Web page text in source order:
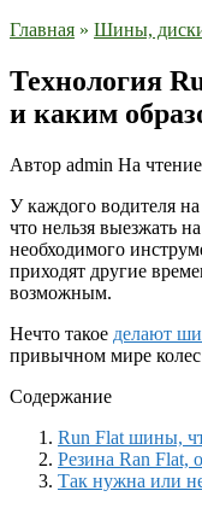
Главная » Шины,
Технология
и каким
Автор admin На чтение
У каждого водителя
что нельзя выезжать
необходимого
приходят другие
возможным.
Нечто такое делают
привычном мире
Содержание
Run Flat шины,
Резина Ran Flat,
Так нужна или